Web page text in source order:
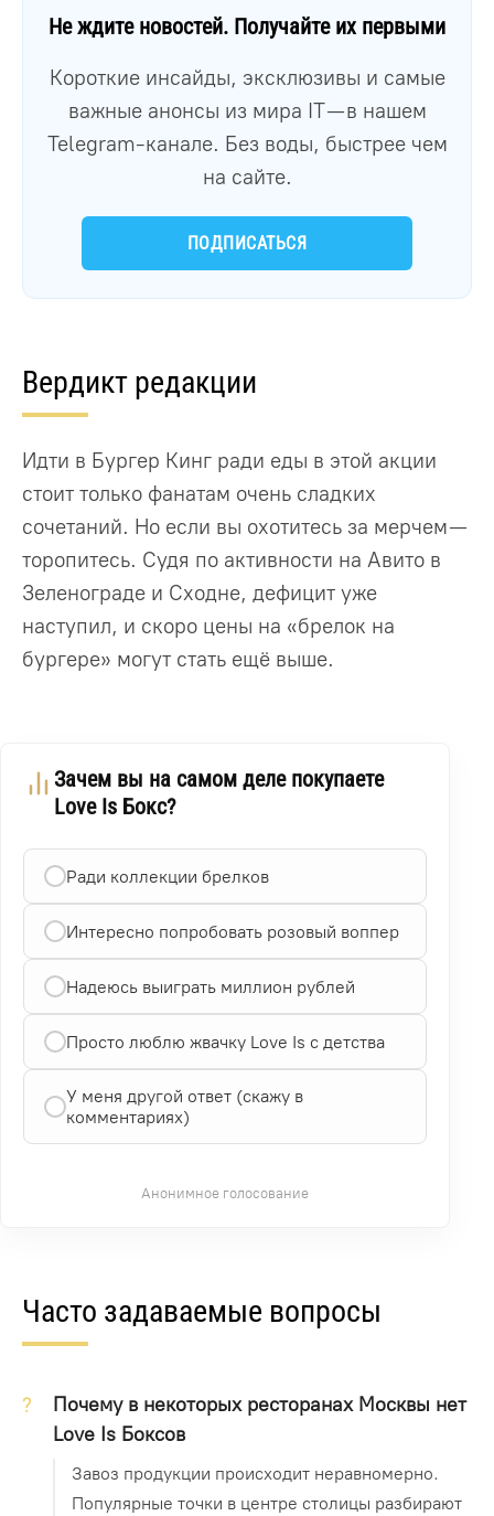
Не ждите новостей. Получайте их первыми
Короткие инсайды, эксклюзивы и самые
важные анонсы из мира IT — в нашем
Telegram-канале. Без воды, быстрее чем
на сайте.
ПОДПИСАТЬСЯ
Вердикт редакции
Идти в Бургер Кинг ради еды в этой акции
стоит только фанатам очень сладких
сочетаний. Но если вы охотитесь за мерчем —
торопитесь. Судя по активности на Авито в
Зеленограде и Сходне, дефицит уже
наступил, и скоро цены на «брелок на
бургере» могут стать ещё выше.
Зачем вы на самом деле покупаете
Love Is Бокс?
Ради коллекции брелков
Интересно попробовать розовый воппер
Надеюсь выиграть миллион рублей
Просто люблю жвачку Love Is с детства
У меня другой ответ (скажу в
комментариях)
Анонимное голосование
Часто задаваемые вопросы
Почему в некоторых ресторанах Москвы нет
Love Is Боксов
Завоз продукции происходит неравномерно.
Популярные точки в центре столицы разбирают